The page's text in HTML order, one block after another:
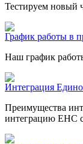
Тестируем новый
График работы в
Наш график
Интеграция
Преимущества
интеграцию ЕНС с